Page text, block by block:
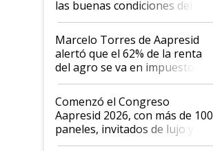
las buenas condiciones del
agro argentino para invertir:
"Los veo más motivados"
Marcelo Torres de Aapresid
alertó que el 62% de la renta
del agro se va en impuestos:
"No es bueno que en
Argentina se sigan discutiendo
las mismas cosas de hace 50
años"
Comenzó el Congreso
Aapresid 2026, con más de 100
paneles, invitados de lujo y
todas las tendencias